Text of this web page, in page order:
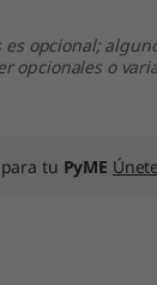
es opcional;
opcionales o
tu PyME